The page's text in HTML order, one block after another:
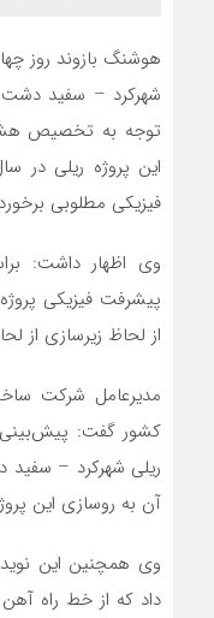
هوشنگ بازوند روز
شهرکرد – سفید دشت
این پروژه ریلی در
فیزیکی مطلوبی
وی اظهار داشت:
پیشرفت فیزیکی
از لحاظ زیرسازی از لحاظ
مدیرعامل شرکت
کشور گفت: پیش‌بینی
ریلی شهرکرد – سفید
آن به روسازی این
وی همچنین این نوید
داد که از خط راه